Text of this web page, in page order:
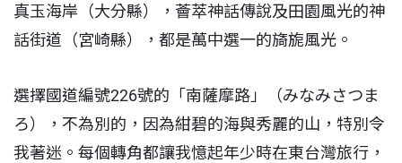
真玉海岸（大分縣），薈萃神話傳說及田園風光的神
話街道（宮崎縣），都是萬中選一的旖旎風光。
選擇國道編號226號的「南薩摩路」（みなみさつま
ろ），不為別的，因為紺碧的海與秀麗的山，特別令
我著迷。每個轉角都讓我憶起年少時在東台灣旅行，